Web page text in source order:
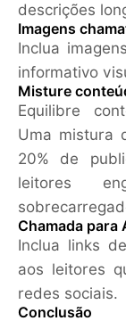
descrições
Imagens
Inclua
informativo
Misture
Equilibre
Uma mistura
20% de
leitores
Chamada para
Inclua links
aos leitores
redes sociais.
Conclusão